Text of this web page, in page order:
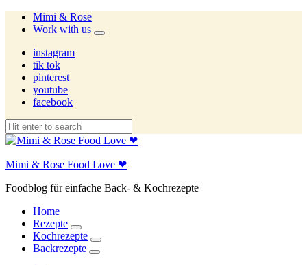
Mimi & Rose
Work with us
expand
instagram
tik tok
pinterest
youtube
facebook
Mimi & Rose Food Love ❤
Foodblog für einfache Back- & Kochrezepte
Home
Rezepte
expand
child
menu
Kochrezepte
expand
child
Backrezepte
expand